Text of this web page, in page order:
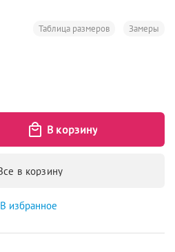
Замеры
Таблица размеров
В избранное